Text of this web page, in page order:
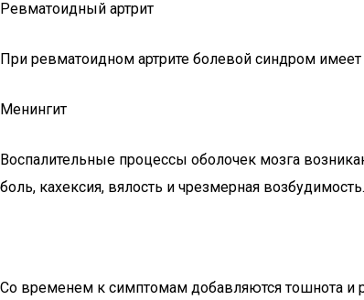
Ревматоидный артрит
При ревматоидном артрите болевой синдром имеет
Менингит
Воспалительные процессы оболочек мозга
боль, кахексия, вялость и чрезмерная возбудимость.
Со временем к симптомам добавляются тошнота и